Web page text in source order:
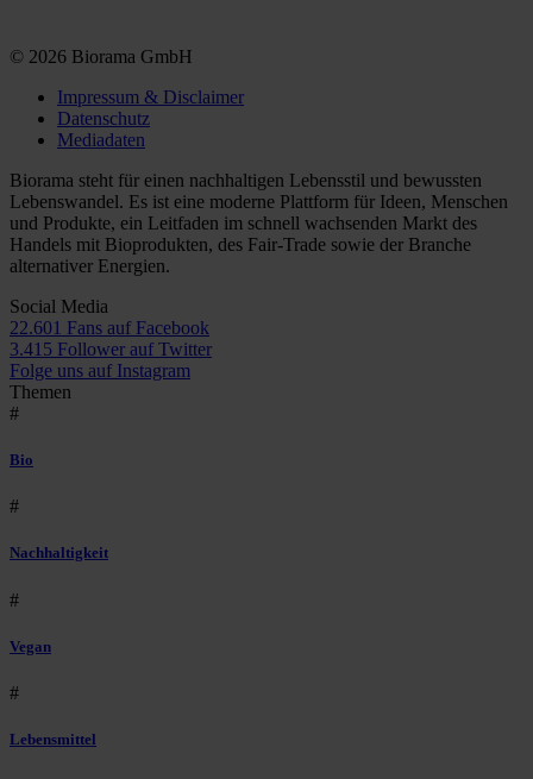
© 2026 Biorama GmbH
Impressum & Disclaimer
Datenschutz
Mediadaten
Biorama steht für einen nachhaltigen Lebensstil und bewussten
Lebenswandel. Es ist eine moderne Plattform für Ideen, Menschen
und Produkte, ein Leitfaden im schnell wachsenden Markt des
Handels mit Bioprodukten, des Fair-Trade sowie der Branche
alternativer Energien.
Social Media
22.601 Fans auf Facebook
3.415 Follower auf Twitter
Folge uns auf Instagram
Themen
#
Bio
#
Nachhaltigkeit
#
Vegan
#
Lebensmittel